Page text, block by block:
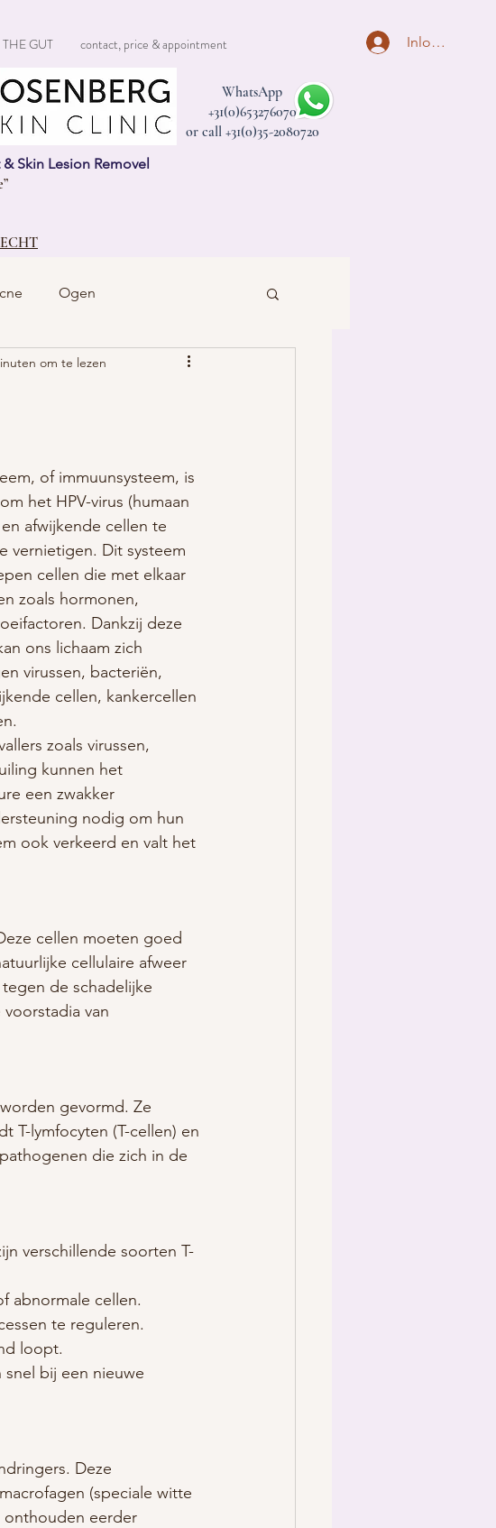
THE GUT contact, price & appointment Inloggen
WhatsApp
+31(0)653276070
or call +31(0)35-2080720
Skin Lesion Removel
Ogen
om te lezen
of immuunsysteem, is
het HPV-virus (humaan
afwijkende cellen te
vernietigen. Dit systeem
cellen die met elkaar
zoals hormonen,
Dankzij deze
ons lichaam zich
virussen, bacteriën,
cellen, kankercellen
zoals virussen,
kunnen het
een zwakker
nodig om hun
ook verkeerd en valt het
cellen moeten goed
cellulaire afweer
de schadelijke
van
gevormd. Ze
T-lymfocyten (T-cellen) en
die zich in de
verschillende soorten T-
abnormale cellen.
te reguleren.
loopt.
bij een nieuwe
Deze
(speciale witte
onthouden eerder